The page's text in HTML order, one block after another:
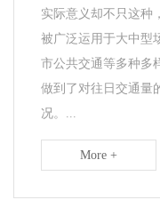
实际意义却不只这种
被广泛运用于大中型
市公共交通等多种多
做到了对往日交通量
况。...
More +